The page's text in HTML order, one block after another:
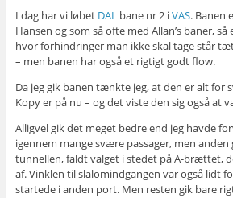
I dag har vi løbet DAL bane nr 2 iVAS. Banen
Hansen og som så ofte med Allan’s baner,
hvor forhindringer man ikke skal tage står
– men banen har også et rigtigt godt flow.
Da jeg gik banen tænkte jeg, at den er alt for
Kopy er på nu – og det viste den sig også at
Alligvel gik det meget bedre end jeg havde
igennem mange svære passager, men anden
tunnellen, faldt valget i stedet på A-brættet,
af. Vinklen til slalomindgangen var også lidt
startede i anden port. Men resten gik bare